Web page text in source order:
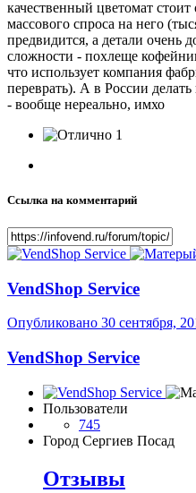
качественный цветомат
массового спроса на него
предвидится, а детали очень
сложности - похлеще
что использует компания
переврать). А в России
- вообще нереально, имхо
1
Ссылка на комментарий
VendShop Service
Опубликовано 30 сентября,
VendShop Service
Пользователи
745
Город Сергиев Посад
Отзывы